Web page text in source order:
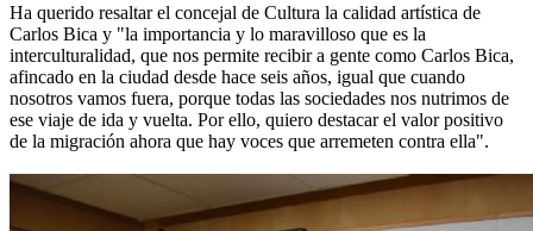
Ha querido resaltar el concejal de Cultura la calidad artística de
Carlos Bica y "la importancia y lo maravilloso que es la
interculturalidad, que nos permite recibir a gente como Carlos Bica,
afincado en la ciudad desde hace seis años, igual que cuando
nosotros vamos fuera, porque todas las sociedades nos nutrimos de
ese viaje de ida y vuelta. Por ello, quiero destacar el valor positivo
de la migración ahora que hay voces que arremeten contra ella".